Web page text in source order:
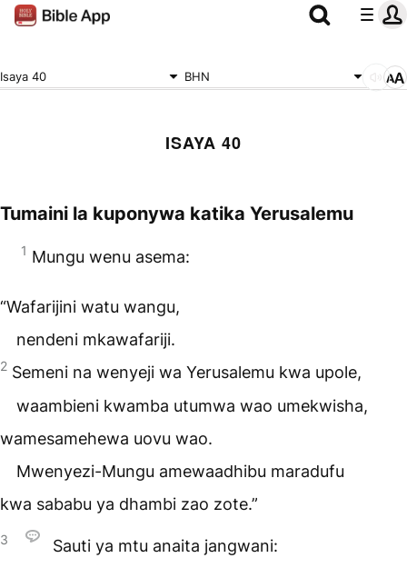
Isaya 40 BHN
ISAYA 40
Tumaini la kuponywa katika Yerusalemu
1 Mungu wenu asema:
“Wafarijini watu wangu,
nendeni mkawafariji.
2 Semeni na wenyeji wa Yerusalemu kwa upole,
waambieni kwamba utumwa wao umekwisha,
wamesamehewa uovu wao.
Mwenyezi-Mungu amewaadhibu maradufu
kwa sababu ya dhambi zao zote.”
3
Sauti ya mtu anaita jangwani: